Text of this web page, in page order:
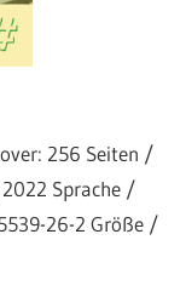
256 Seiten /
Sprache /
26-2 Größe /